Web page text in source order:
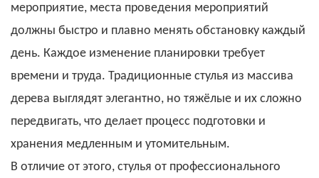
мероприятие, места проведения мероприятий
должны быстро и плавно менять обстановку каждый
день. Каждое изменение планировки требует
времени и труда. Традиционные стулья из массива
дерева выглядят элегантно, но тяжёлые и их сложно
передвигать, что делает процесс подготовки и
хранения медленным и утомительным.
В отличие от этого, стулья от профессионального